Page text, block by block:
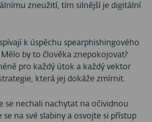
zneužití, tím silnější je digitální
k úspěchu spearphishingového
by to člověka znepokojovat?
pro každý útok a každý vektor
která jej dokáže zmírnit.
se nechali nachytat na očividnou
na své slabiny a osvojte si přístup